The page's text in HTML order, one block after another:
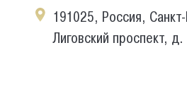
191025, Россия,
Лиговский проспект,